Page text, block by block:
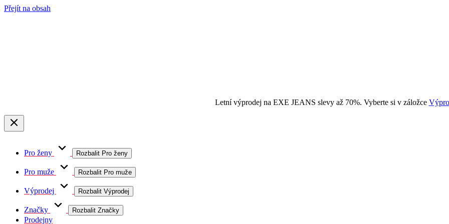
Přejít na obsah
Letní výprodej na EXE JEANS slevy až 70%. Vyberte si v záložce
Pro ženy Rozbalit Pro ženy
Pro muže Rozbalit Pro muže
Výprodej Rozbalit Výprodej
Značky Rozbalit Značky
Prodejny